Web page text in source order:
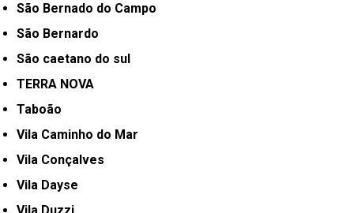
São Bernado do Campo
São Bernardo
São caetano do sul
TERRA NOVA
Taboão
Vila Caminho do Mar
Vila Conçalves
Vila Dayse